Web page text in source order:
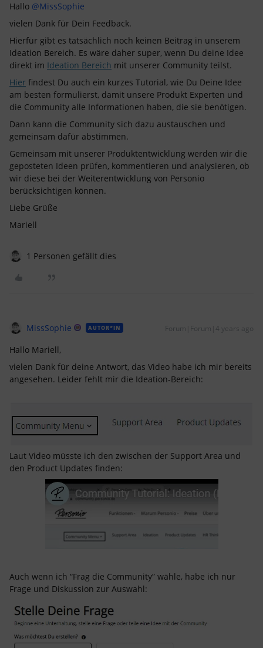
Hallo @MissSophie
vielen Dank für Dein Feedback.
Hierfür gibt es tatsächlich noch keinen Beitrag in unserem
Ideation Bereich. Es wäre daher super, wenn Du deine Idee
direkt im Ideation Bereich mit unserer Community teilst.
Hier findest Du auch ein kurzes Tutorial, wie Du Deine Idee
am besten formulierst, damit unsere Produkt Experten und
die Community alle Informationen haben, die sie benötigen.
Dann kann die Community sich dazu austauschen und
gemeinsam dafür abstimmen.
Gemeinsam mit unserer Produktentwicklung werden wir die
geposteten Ideen prüfen, kommentieren und analysieren, ob
wir diese bei der Weiterentwicklung von Personio
berücksichtigen können.
Liebe Grüße
Mariell
1 Personen gefällt dies
MissSophie AUTOR*IN Forum|Forum|4 years ago
Hallo Mariell,
vielen Dank für deine Antwort, das Video habe ich mir bereits
angesehen. Leider fehlt mir die Ideation-Bereich:
Laut Video müsste ich den zwischen der Support Area und
den Product Updates finden:
Auch wenn ich “Frag die Community” wähle, habe ich nur
Frage und Diskussion zur Auswahl: